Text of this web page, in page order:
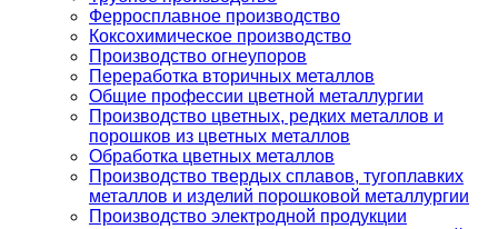
Ферросплавное производство
Коксохимическое производство
Производство огнеупоров
Переработка вторичных металлов
Общие профессии цветной металлургии
Производство цветных, редких металлов и
порошков из цветных металлов
Обработка цветных металлов
Производство твердых сплавов, тугоплавких
металлов и изделий порошковой металлургии
Производство электродной продукции